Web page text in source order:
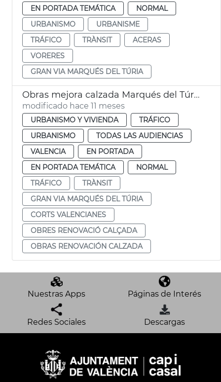
EN PORTADA TEMÁTICA
NORMAL
URBANISMO
URBANISME
TRÁFICO
TRÀNSIT
ACERAS
VORERES
GRAN VIA MARQUÉS DEL TÚRIA
Obras mejora calzada Marqués del Túria Corts Valencianes
modificado hace 11 meses
URBANISMO Y VIVIENDA
TRÁFICO
URBANISMO
TODAS LAS AUDIENCIAS
VALENCIA
EN PORTADA
EN PORTADA TEMÁTICA
NORMAL
TRÁFICO
TRÀNSIT
GRAN VIA MARQUÉS DEL TÚRIA
CORTS VALENCIANES
OBRES RENOVACIÓ CALÇADA
OBRAS RENOVACIÓN CALZADA
Nuestras Apps Páginas de Interés
Redes Sociales Descargas